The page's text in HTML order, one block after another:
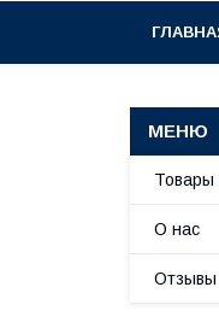
Товары
О нас
Отзывы